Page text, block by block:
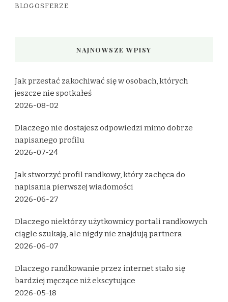
BLOGOSFERZE
NAJNOWSZE WPISY
Jak przestać zakochiwać się w osobach, których
jeszcze nie spotkałeś
2026-08-02
Dlaczego nie dostajesz odpowiedzi mimo dobrze
napisanego profilu
2026-07-24
Jak stworzyć profil randkowy, który zachęca do
napisania pierwszej wiadomości
2026-06-27
Dlaczego niektórzy użytkownicy portali randkowych
ciągle szukają, ale nigdy nie znajdują partnera
2026-06-07
Dlaczego randkowanie przez internet stało się
bardziej męczące niż ekscytujące
2026-05-18